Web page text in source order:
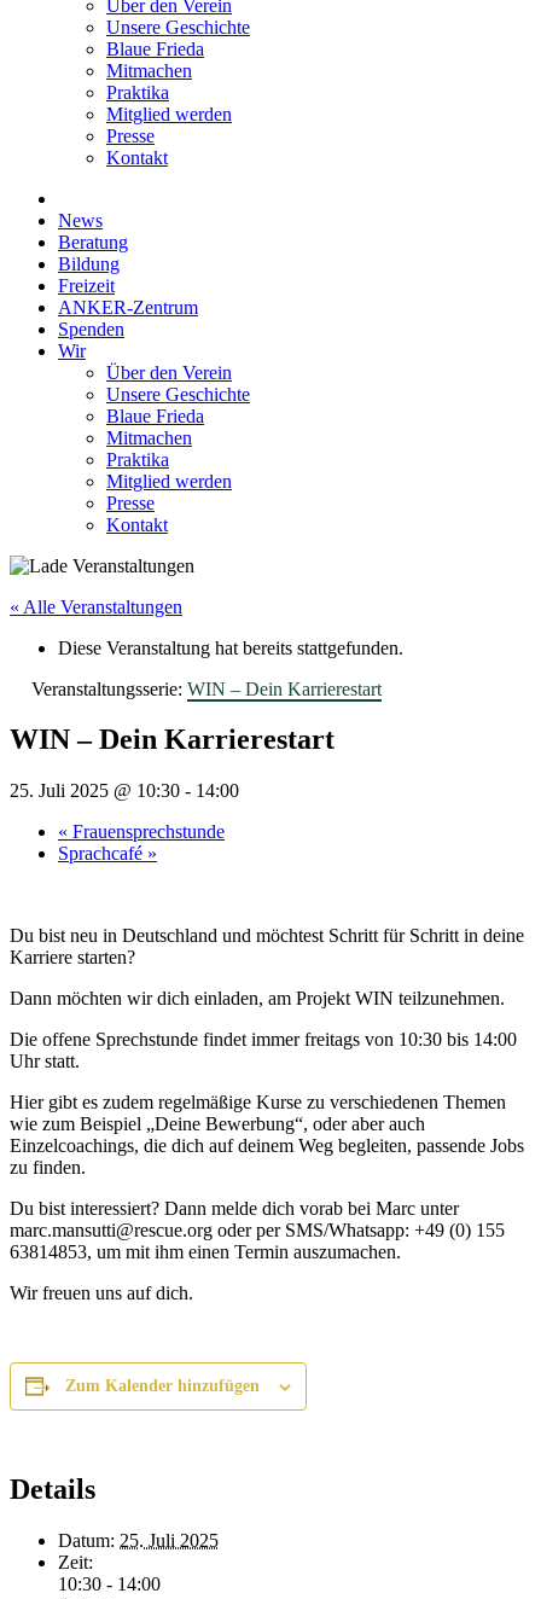
Über den Verein
Unsere Geschichte
Blaue Frieda
Mitmachen
Praktika
Mitglied werden
Presse
Kontakt
News
Beratung
Bildung
Freizeit
ANKER-Zentrum
Spenden
Wir
Über den Verein
Unsere Geschichte
Blaue Frieda
Mitmachen
Praktika
Mitglied werden
Presse
Kontakt
« Alle Veranstaltungen
Diese Veranstaltung hat bereits stattgefunden.
Veranstaltungsserie: WIN – Dein Karrierestart
WIN – Dein Karrierestart
25. Juli 2025 @ 10:30 - 14:00
« Frauensprechstunde
Sprachcafé »
Du bist neu in Deutschland und möchtest Schritt für Schritt in deine
Karriere starten?
Dann möchten wir dich einladen, am Projekt WIN teilzunehmen.
Die offene Sprechstunde findet immer freitags von 10:30 bis 14:00
Uhr statt.
Hier gibt es zudem regelmäßige Kurse zu verschiedenen Themen
wie zum Beispiel „Deine Bewerbung“, oder aber auch
Einzelcoachings, die dich auf deinem Weg begleiten, passende Jobs
zu finden.
Du bist interessiert? Dann melde dich vorab bei Marc unter
marc.mansutti@rescue.org oder per SMS/Whatsapp: +49 (0) 155
63814853, um mit ihm einen Termin auszumachen.
Wir freuen uns auf dich.
Zum Kalender hinzufügen
Details
Datum: 25. Juli 2025
Zeit:
10:30 - 14:00